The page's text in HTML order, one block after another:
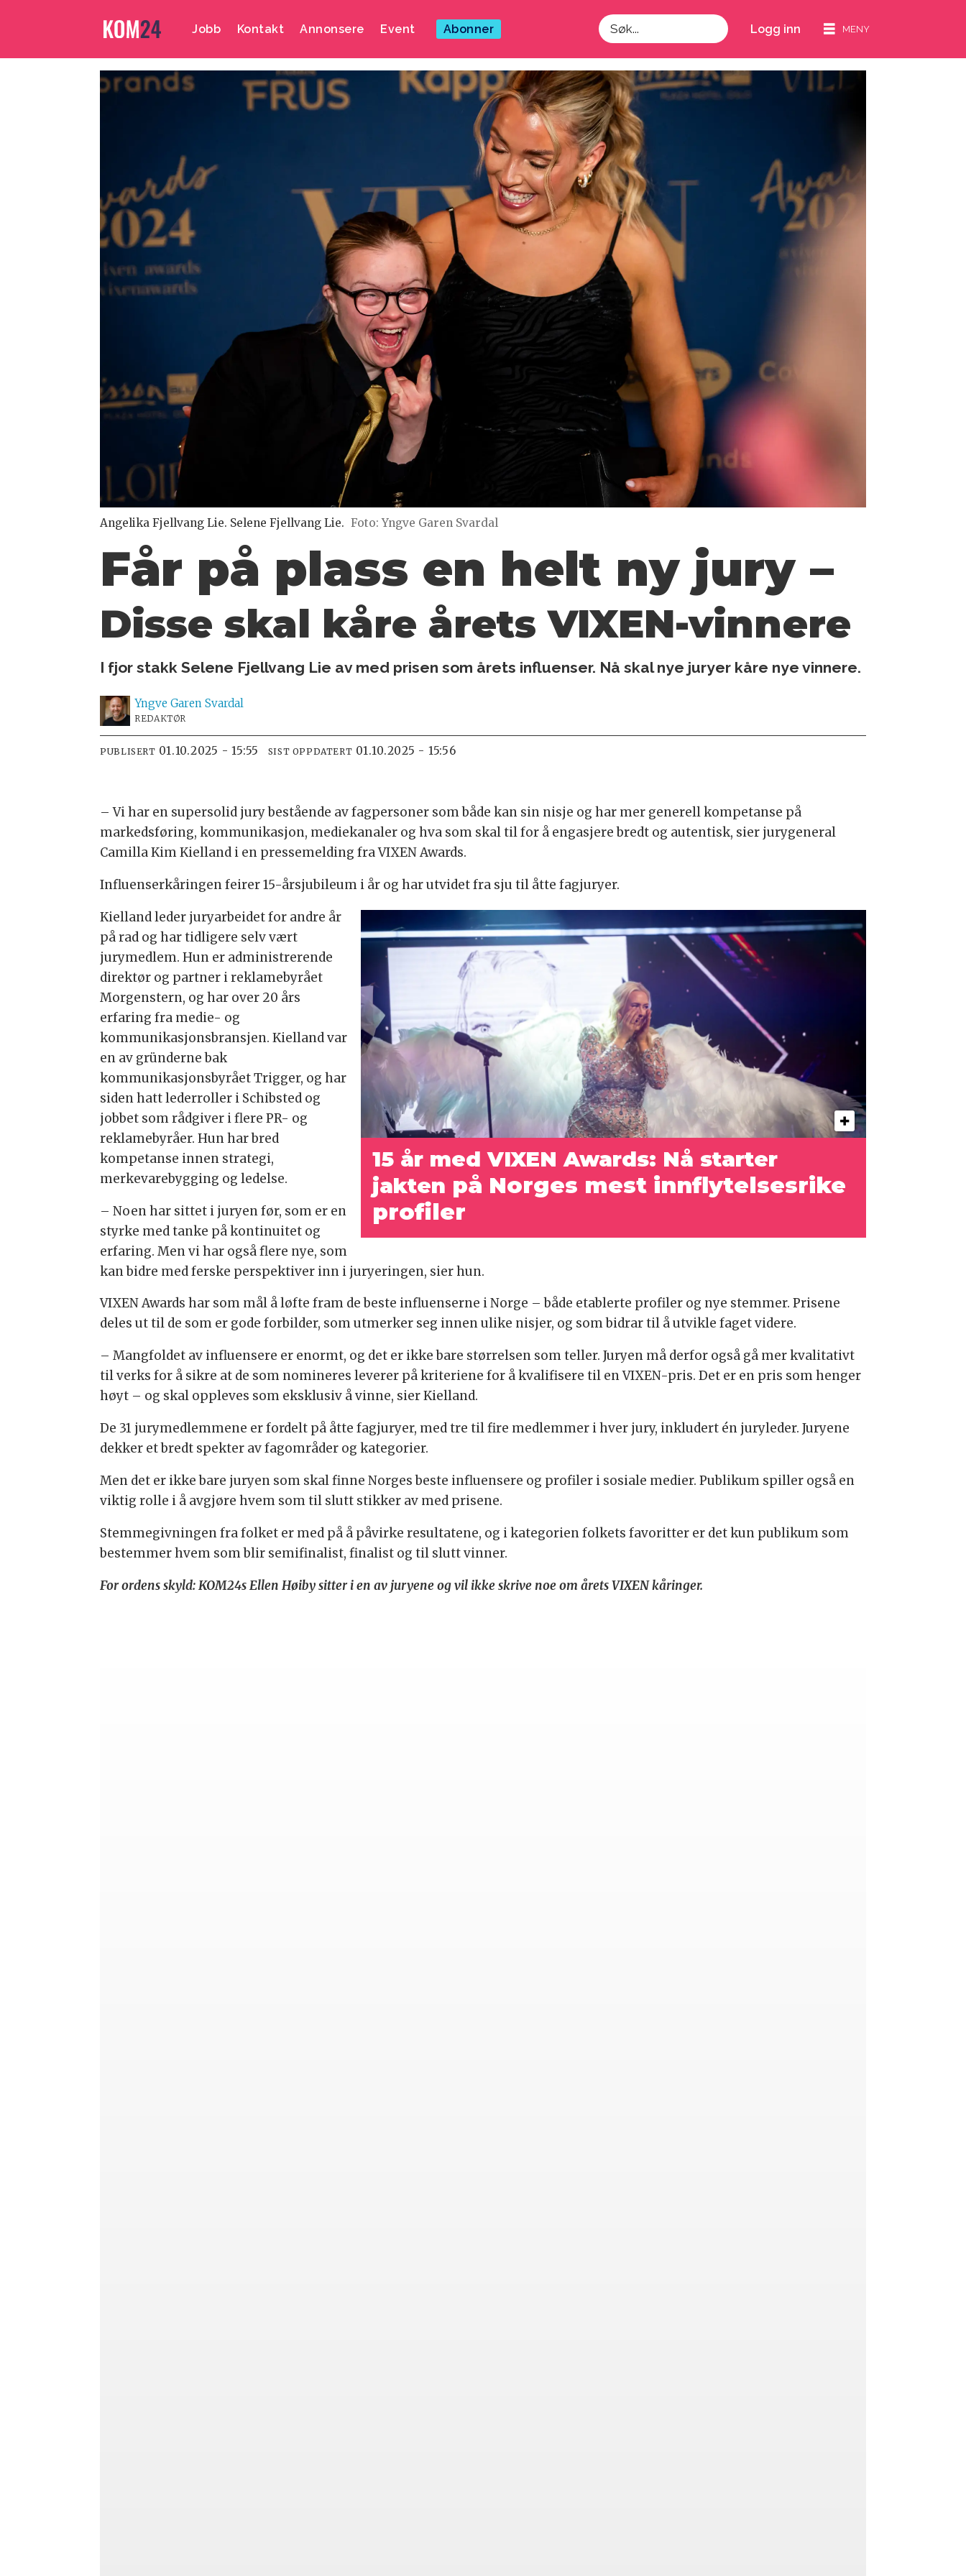
Jobb Kontakt Annonsere Event Abonner
Søk
Logg inn
Angelika Fjellvang Lie. Selene Fjellvang Lie. Foto: Yngve Garen Svardal
Får på plass en helt ny jury –
Disse skal kåre årets VIXEN-vinnere
I fjor stakk Selene Fjellvang Lie av med prisen som årets influenser. Nå skal nye juryer kåre nye vinnere.
Yngve Garen Svardal
REDAKTØR
PUBLISERT 01.10.2025 - 15:55 SIST OPPDATERT 01.10.2025 - 15:56
– Vi har en supersolid jury bestående av fagpersoner som både kan sin nisje og har mer generell kompetanse på
markedsføring, kommunikasjon, mediekanaler og hva som skal til for å engasjere bredt og autentisk, sier jurygeneral
Camilla Kim Kielland i en pressemelding fra VIXEN Awards.
Influenserkåringen feirer 15-årsjubileum i år og har utvidet fra sju til åtte fagjuryer.
15 år med VIXEN Awards: Nå starter
jakten på Norges mest innflytelsesrike
profiler
Kielland leder juryarbeidet for andre år
på rad og har tidligere selv vært
jurymedlem. Hun er administrerende
direktør og partner i reklamebyrået
Morgenstern, og har over 20 års
erfaring fra medie- og
kommunikasjonsbransjen. Kielland var
en av gründerne bak
kommunikasjonsbyrået Trigger, og har
siden hatt lederroller i Schibsted og
jobbet som rådgiver i flere PR- og
reklamebyråer. Hun har bred
kompetanse innen strategi,
merkevarebygging og ledelse.
– Noen har sittet i juryen før, som er en
styrke med tanke på kontinuitet og
erfaring. Men vi har også flere nye, som
kan bidre med ferske perspektiver inn i juryeringen, sier hun.
VIXEN Awards har som mål å løfte fram de beste influenserne i Norge – både etablerte profiler og nye stemmer. Prisene
deles ut til de som er gode forbilder, som utmerker seg innen ulike nisjer, og som bidrar til å utvikle faget videre.
– Mangfoldet av influensere er enormt, og det er ikke bare størrelsen som teller. Juryen må derfor også gå mer kvalitativt
til verks for å sikre at de som nomineres leverer på kriteriene for å kvalifisere til en VIXEN-pris. Det er en pris som henger
høyt – og skal oppleves som eksklusiv å vinne, sier Kielland.
De 31 jurymedlemmene er fordelt på åtte fagjuryer, med tre til fire medlemmer i hver jury, inkludert én juryleder. Juryene
dekker et bredt spekter av fagområder og kategorier.
Men det er ikke bare juryen som skal finne Norges beste influensere og profiler i sosiale medier. Publikum spiller også en
viktig rolle i å avgjøre hvem som til slutt stikker av med prisene.
Stemmegivningen fra folket er med på å påvirke resultatene, og i kategorien folkets favoritter er det kun publikum som
bestemmer hvem som blir semifinalist, finalist og til slutt vinner.
For ordens skyld: KOM24s Ellen Høiby sitter i en av juryene og vil ikke skrive noe om årets VIXEN kåringer.